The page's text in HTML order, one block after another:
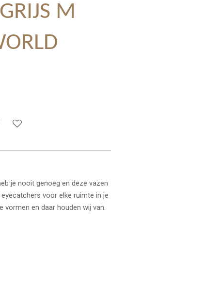
M
je nooit genoeg en deze vazen
voor elke ruimte in je
vormen en daar houden wij van.